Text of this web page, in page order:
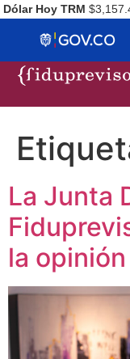
Dólar Hoy TRM
La Junta
la